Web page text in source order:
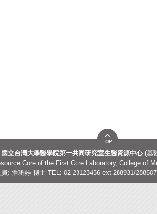
國立台灣大學醫學院第一共同研究室生醫資源中心 (基
Core of the First Core Laboratory, College of
: 詹琍婷 博士 TEL: 02-23123456 ext 288931/